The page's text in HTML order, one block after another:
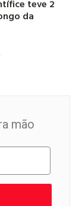
teve 2
da
mão